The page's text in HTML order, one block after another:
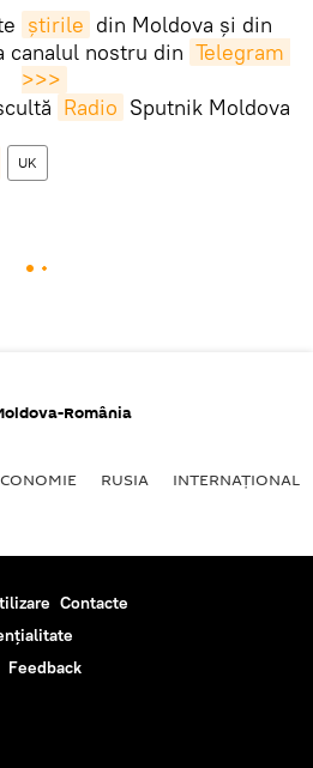
știrile din Moldova și din
canalul nostru din Telegram
>>>
Radio Sputnik Moldova
UK
România
RUSIA INTERNAŢIONAL
Contacte
Feedback